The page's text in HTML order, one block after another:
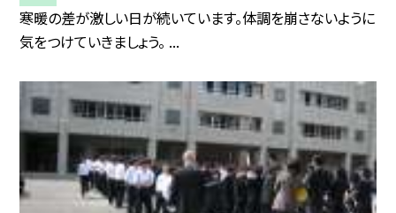
寒暖の差が激しい日が続いています。体調を崩さないように
気をつけていきましょう。 ...